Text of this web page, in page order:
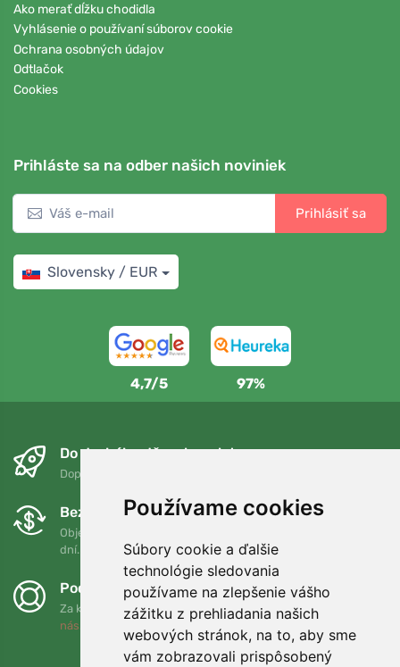
Používame cookies
Súbory cookie a ďalšie
technológie sledovania
používame na zlepšenie vášho
zážitku z prehliadania našich
webových stránok, na to, aby sme
vám zobrazovali prispôsobený
Ako merať dĺžku chodidla
Vyhlásenie o používaní súborov cookie
Ochrana osobných údajov
Odtlačok
Cookies
Prihláste sa na odber našich noviniek
Prihlásiť sa
Slovensky / EUR
4,7/5 97%
Do druhého dňa a bezplatne
Doprava zadarmo pri objednávkach nad 75 EUR
Bezplatná výmena a vrátenie tovaru
Objednávku môžete kedykoľvek vrátiť alebo vymeniť do 90
dní.
Podporujeme Trees.org
Za každú objednávku zasadíme strom! Prečítajte si viac
nás